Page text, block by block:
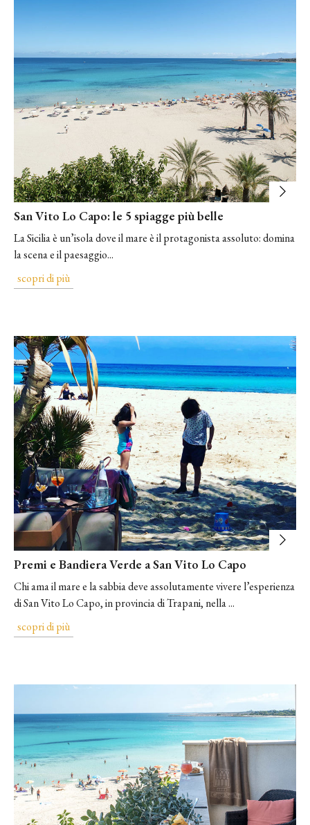
San Vito Lo Capo: le 5 spiagge più belle
La Sicilia è un’isola dove ​il mare è il protagonista assoluto​: domina
la scena e il paesaggio...
scopri di più
Premi e Bandiera Verde a San Vito Lo Capo
Chi ama il mare e la sabbia deve assolutamente vivere l’esperienza
di San Vito Lo Capo, in provincia di Trapani, nella ...
scopri di più